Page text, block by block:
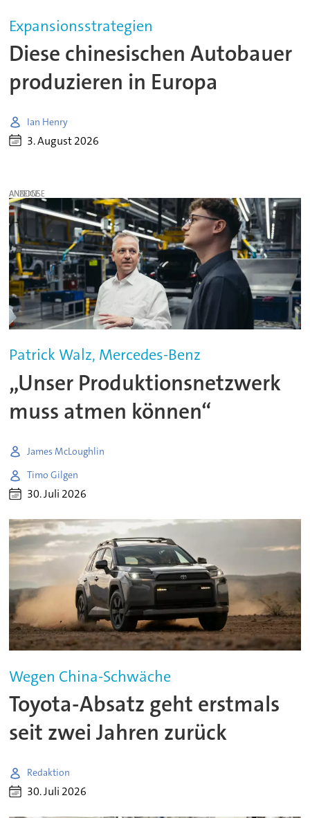
Expansionsstrategien
Diese chinesischen Autobauer
produzieren in Europa
Ian Henry
3. August 2026
ANZEIGE
Patrick Walz, Mercedes-Benz
„Unser Produktionsnetzwerk
muss atmen können“
James McLoughlin
Timo Gilgen
30. Juli 2026
Wegen China-Schwäche
Toyota-Absatz geht erstmals
seit zwei Jahren zurück
Redaktion
30. Juli 2026